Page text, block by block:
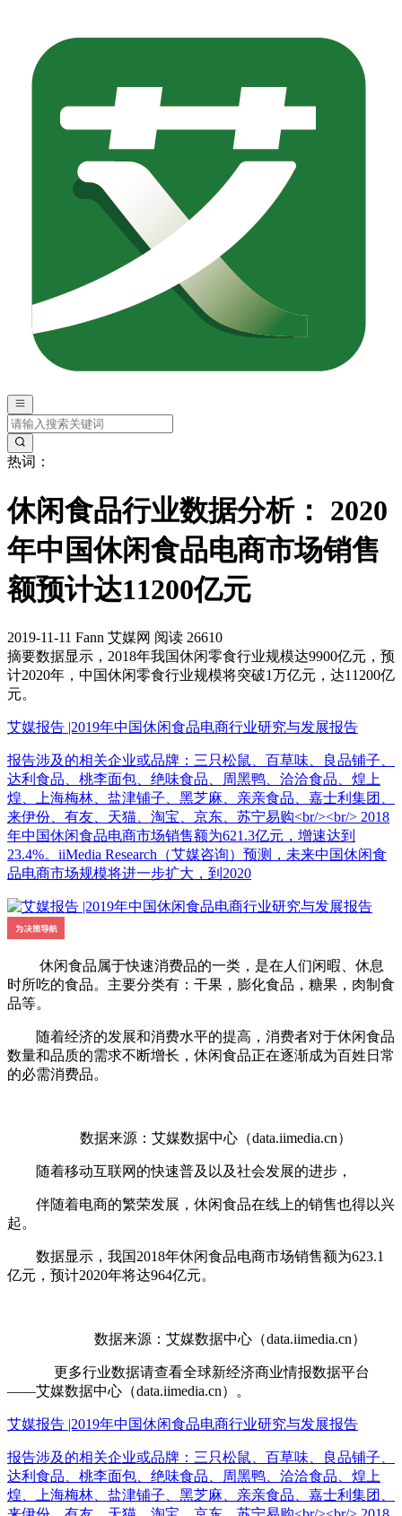
热词：
休闲食品行业数据分析： 2020
年中国休闲食品电商市场销售
额预计达11200亿元
2019-11-11 Fann 艾媒网 阅读 26610
摘要数据显示，2018年我国休闲零食行业规模达9900亿元，预
计2020年，中国休闲零食行业规模将突破1万亿元，达11200亿
元。
艾媒报告 |2019年中国休闲食品电商行业研究与发展报告
报告涉及的相关企业或品牌：三只松鼠、百草味、良品铺子、
达利食品、桃李面包、绝味食品、周黑鸭、洽洽食品、煌上
煌、上海梅林、盐津铺子、黑芝麻、亲亲食品、嘉士利集团、
来伊份、有友、天猫、淘宝、京东、苏宁易购<br/><br/> 2018
年中国休闲食品电商市场销售额为621.3亿元，增速达到
23.4%。iiMedia Research（艾媒咨询）预测，未来中国休闲食
品电商市场规模将进一步扩大，到2020
休闲食品属于快速消费品的一类，是在人们闲暇、休息
时所吃的食品。主要分类有：干果，膨化食品，糖果，肉制食
品等。
随着经济的发展和消费水平的提高，消费者对于休闲食品
数量和品质的需求不断增长，休闲食品正在逐渐成为百姓日常
的必需消费品。
数据来源：艾媒数据中心（data.iimedia.cn）
随着移动互联网的快速普及以及社会发展的进步，
伴随着电商的繁荣发展，休闲食品在线上的销售也得以兴
起。
数据显示，我国2018年休闲食品电商市场销售额为623.1
亿元，预计2020年将达964亿元。
数据来源：艾媒数据中心（data.iimedia.cn）
更多行业数据请查看全球新经济商业情报数据平台
——艾媒数据中心（data.iimedia.cn）。
艾媒报告 |2019年中国休闲食品电商行业研究与发展报告
报告涉及的相关企业或品牌：三只松鼠、百草味、良品铺子、
达利食品、桃李面包、绝味食品、周黑鸭、洽洽食品、煌上
煌、上海梅林、盐津铺子、黑芝麻、亲亲食品、嘉士利集团、